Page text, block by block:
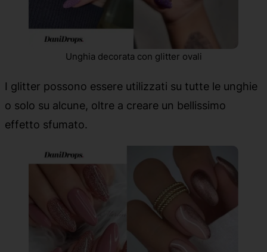
Unghia decorata con glitter ovali
I glitter possono essere utilizzati su tutte le unghie
o solo su alcune, oltre a creare un bellissimo
effetto sfumato.